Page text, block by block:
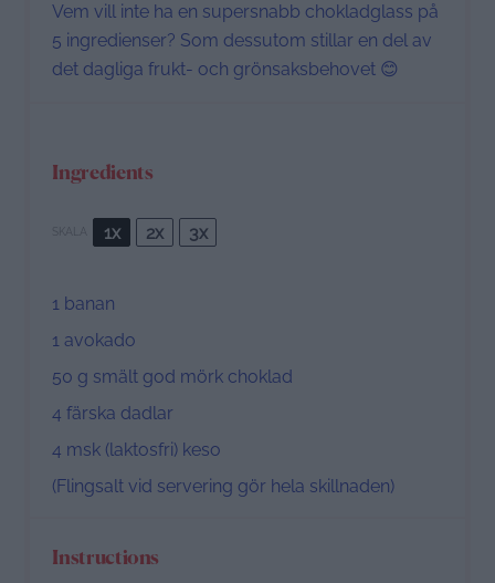
Vem vill inte ha en supersnabb chokladglass på
5 ingredienser? Som dessutom stillar en del av
det dagliga frukt- och grönsaksbehovet 😊
Ingredients
1x 2x 3x
1 banan
1 avokado
50 g smält god mörk choklad
4 färska dadlar
4 msk (laktosfri) keso
(Flingsalt vid servering gör hela skillnaden)
Instructions